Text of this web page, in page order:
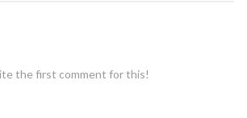
the first comment for this!